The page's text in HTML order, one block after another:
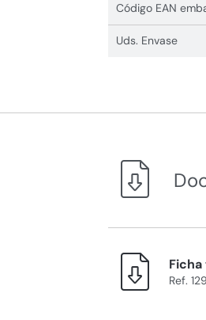
Código EAN
Uds. Envase
Ref.